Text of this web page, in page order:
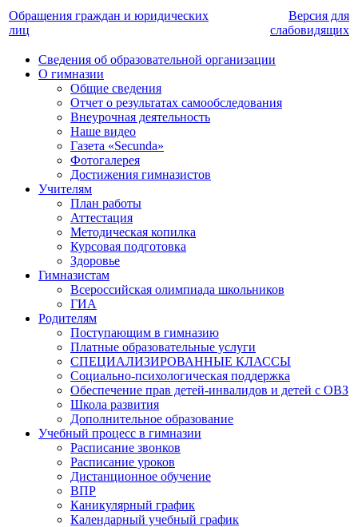
Обращения граждан и юридических
лиц
Версия для
слабовидящих
Сведения об образовательной организации
О гимназии
Общие сведения
Отчет о результатах самообследования
Внеурочная деятельность
Наше видео
Газета «Secunda»
Фотогалерея
Достижения гимназистов
Учителям
План работы
Аттестация
Методическая копилка
Курсовая подготовка
Здоровье
Гимназистам
Всероссийская олимпиада школьников
ГИА
Родителям
Поступающим в гимназию
Платные образовательные услуги
СПЕЦИАЛИЗИРОВАННЫЕ КЛАССЫ
Социально-психологическая поддержка
Обеспечение прав детей-инвалидов и детей с ОВЗ
Школа развития
Дополнительное образование
Учебный процесс в гимназии
Расписание звонков
Расписание уроков
Дистанционное обучение
ВПР
Каникулярный график
Календарный учебный график